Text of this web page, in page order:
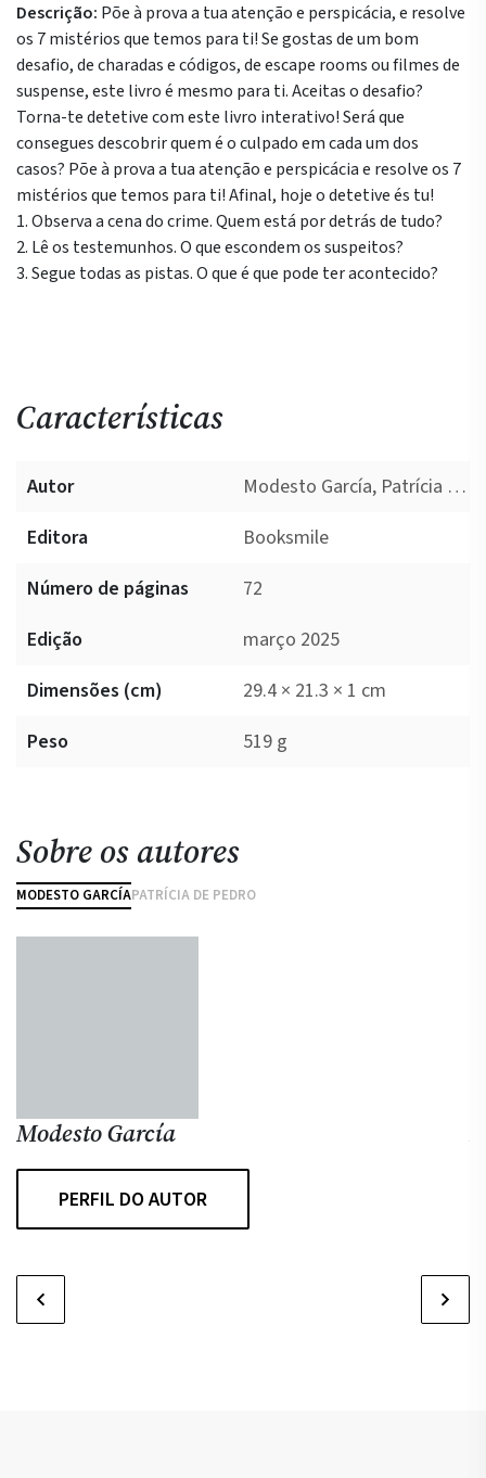
Descrição: Põe à prova a tua atenção e perspicácia, e resolve
os 7 mistérios que temos para ti! Se gostas de um bom
desafio, de charadas e códigos, de escape rooms ou filmes de
suspense, este livro é mesmo para ti. Aceitas o desafio?
Torna-te detetive com este livro interativo! Será que
consegues descobrir quem é o culpado em cada um dos
casos? Põe à prova a tua atenção e perspicácia e resolve os 7
mistérios que temos para ti! Afinal, hoje o detetive és tu!
1. Observa a cena do crime. Quem está por detrás de tudo?
2. Lê os testemunhos. O que escondem os suspeitos?
3. Segue todas as pistas. O que é que pode ter acontecido?
Características
Autor
Modesto García, Patrícia de Pedro
Editora
Booksmile
Número de páginas
72
Edição
março 2025
Dimensões (cm)
29.4 × 21.3 × 1 cm
Peso
519 g
Sobre os autores
MODESTO GARCÍAPATRÍCIA DE PEDRO
Modesto García
PERFIL DO AUTOR